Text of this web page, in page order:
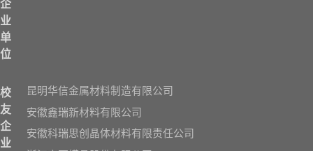
企
业
单
位
校
友
企
业
昆明华信金属材料制造有限公司
安徽鑫瑞新材料有限公司
安徽科瑞思创晶体材料有限责任公司